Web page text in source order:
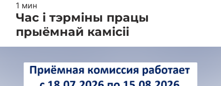
1 мин
Час і тэрміны працы
прыёмнай камісіі